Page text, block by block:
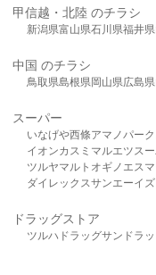
甲信越・北陸 のチラシ
新潟県富山県石川県福井県
中国 のチラシ
鳥取県島根県岡山県広島県
スーパー
いなげや西條アマノパー
イオンカスミ マルエツス
ツルヤマルト オギノ エス
ダイレックスサンエーイ
ドラッグストア
ツルハドラッグサンドラ